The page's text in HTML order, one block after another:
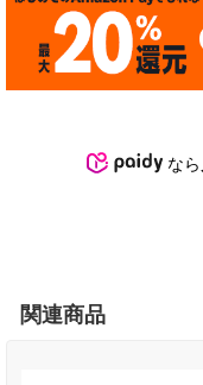
なら
関連商品